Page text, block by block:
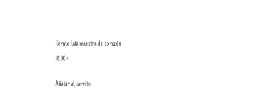
Termo lata maestra de corazón
18.00€
Añadir al carrito